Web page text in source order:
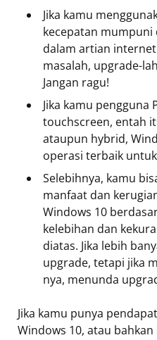
Jika kamu
kecepatan
dalam artian
masalah, upgrade-
Jangan ragu!
Jika kamu pengguna
touchscreen, entah
ataupun hybrid,
operasi terbaik
Selebihnya, kamu
manfaat dan
Windows 10
kelebihan dan
diatas. Jika lebih
upgrade, tetapi jika
nya, menunda
Jika kamu punya
Windows 10, atau